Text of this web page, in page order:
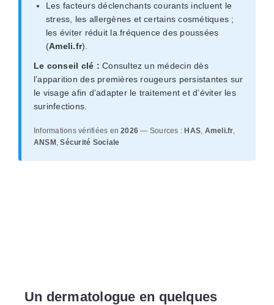
Les facteurs déclenchants courants incluent le
stress, les allergènes et certains cosmétiques ;
les éviter réduit la fréquence des poussées
(Ameli.fr).
Le conseil clé : Consultez un médecin dès
l’apparition des premières rougeurs persistantes sur
le visage afin d’adapter le traitement et d’éviter les
surinfections.
Informations vérifiées en2026 — Sources : HAS, Ameli.fr,
ANSM ,Sécurité Sociale
Un dermatologue en quelques